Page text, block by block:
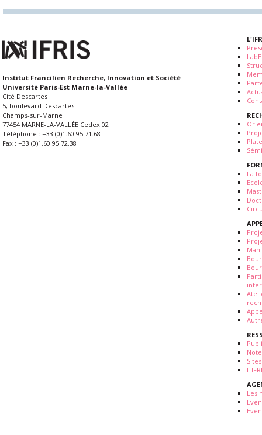
Institut Francilien Recherche, Innovation et Société
Université Paris-Est Marne-la-Vallée
Cité Descartes
5, boulevard Descartes
Champs-sur-Marne
77454 MARNE-LA-VALLÉE Cedex 02
Téléphone : +33.(0)1.60.95.71.68
Fax : +33.(0)1.60.95.72.38
La
Les